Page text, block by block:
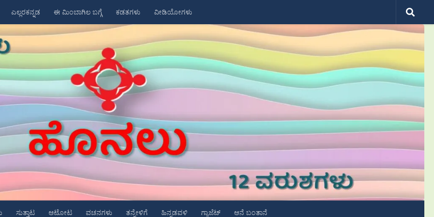
ಎಲ್ಲರಕನ್ನಡ ಈ ಮಿಂಬಾಗಿಲ ಬಗ್ಗೆ ಕಡತಗಳು ವೀಡಿಯೋಗಳು
ಸುತ್ತಾಟ ಆಟೋಟ ವಚನಗಳು ತನ್ನೇಳಿಗೆ ಹಿನ್ನಡವಳಿ ಗ್ಯಾಜೆಟ್ ಆನೆ ಬಂತಾನೆ